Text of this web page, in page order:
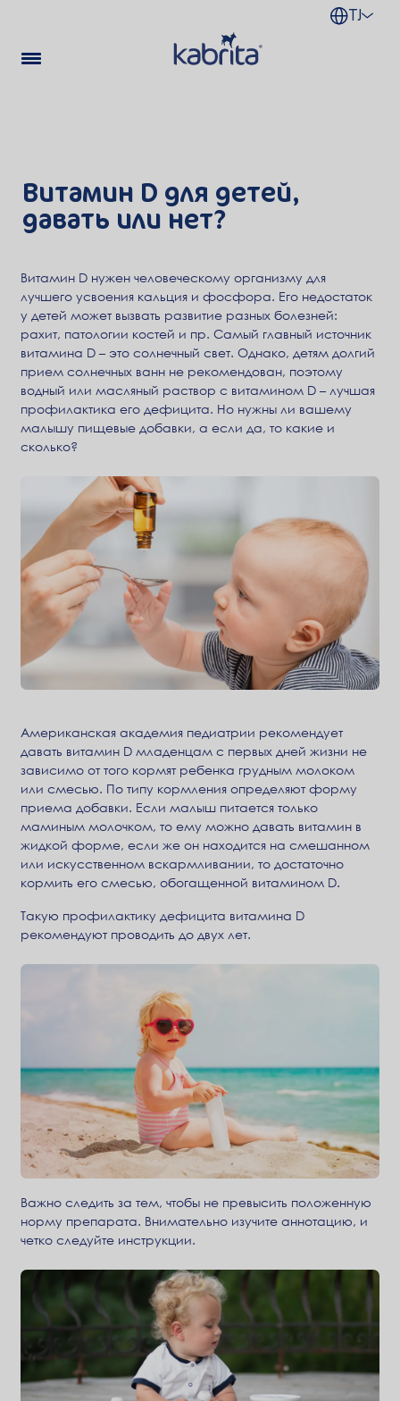
TJ
Витамин D для детей,
давать или нет?
Витамин D нужен человеческому организму для
лучшего усвоения кальция и фосфора. Его недостаток
у детей может вызвать развитие разных болезней:
рахит, патологии костей и пр. Самый главный источник
витамина D – это солнечный свет. Однако, детям долгий
прием солнечных ванн не рекомендован, поэтому
водный или масляный раствор с витамином D – лучшая
профилактика его дефицита. Но нужны ли вашему
малышу пищевые добавки, а если да, то какие и
сколько?
Американская академия педиатрии рекомендует
давать витамин D младенцам с первых дней жизни не
зависимо от того кормят ребенка грудным молоком
или смесью. По типу кормления определяют форму
приема добавки. Eсли малыш питается только
маминым молочком, то ему можно давать витамин в
жидкой форме, если же он находится на смешанном
или искусственном вскармливании, то достаточно
кормить его смесью, обогащенной витамином D.
Такую профилактику дефицита витамина D
рекомендуют проводить до двух лет.
Важно следить за тем, чтобы не превысить положенную
норму препарата. Внимательно изучите аннотацию, и
четко следуйте инструкции.